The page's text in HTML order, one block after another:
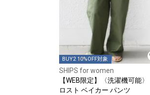
BUY2 10%OFF対象
SHIPS for women
【WEB限定】〈洗濯機可能
ロスト ベイカー パンツ